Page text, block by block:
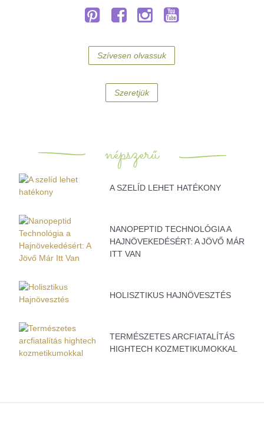
Szívesen olvassuk
Szeretjük
népszerű
A SZELÍD LEHET HATÉKONY
NANOPEPTID TECHNOLÓGIA A
HAJNÖVEKEDÉSÉRT: A JÖVŐ MÁR
ITT VAN
HOLISZTIKUS HAJNÖVESZTÉS
TERMÉSZETES ARCFIATALÍTÁS
HIGHTECH KOZMETIKUMOKKAL